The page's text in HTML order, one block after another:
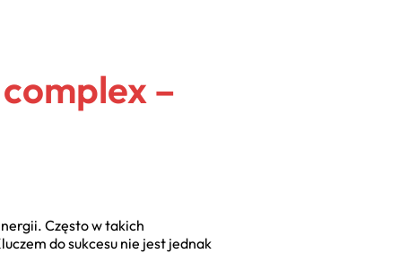
–
Często w takich
do sukcesu nie jest jednak